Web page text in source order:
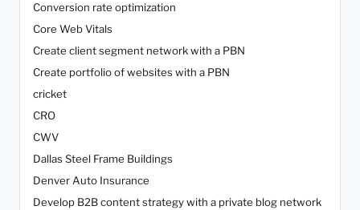
Conversion rate optimization
Core Web Vitals
Create client segment network with a PBN
Create portfolio of websites with a PBN
cricket
CRO
CWV
Dallas Steel Frame Buildings
Denver Auto Insurance
Develop B2B content strategy with a private blog network